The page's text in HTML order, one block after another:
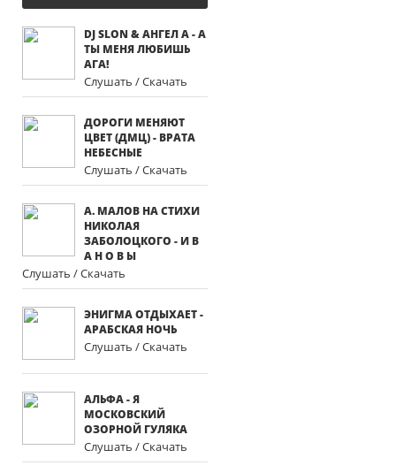
DJ SLON & АНГЕЛ А - А
ТЫ МЕНЯ ЛЮБИШЬ
АГА!
Слушать / Скачать
ДОРОГИ МЕНЯЮТ
ЦВЕТ (ДМЦ) - ВРАТА
НЕБЕСНЫЕ
Слушать / Скачать
А. МАЛОВ НА СТИХИ
НИКОЛАЯ
ЗАБОЛОЦКОГО - И В
А Н О В Ы
Слушать / Скачать
ЭНИГМА ОТДЫХАЕТ -
АРАБСКАЯ НОЧЬ
Слушать / Скачать
АЛЬФА - Я
МОСКОВСКИЙ
ОЗОРНОЙ ГУЛЯКА
Слушать / Скачать